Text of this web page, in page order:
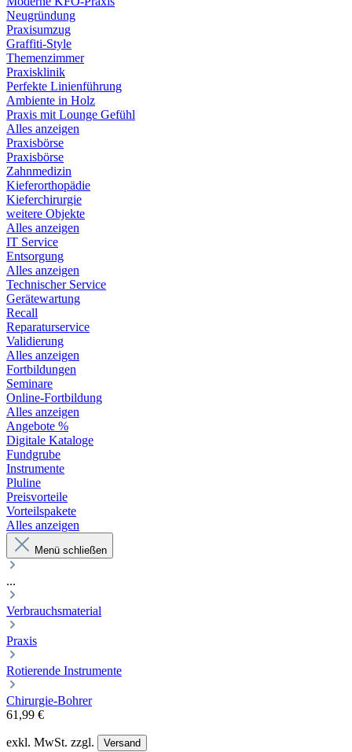
Neugründung
Praxisumzug
Graffiti-Style
Themenzimmer
Praxisklinik
Perfekte Linienführung
Ambiente in Holz
Praxis mit Lounge Gefühl
Alles anzeigen
Praxisbörse
Praxisbörse
Zahnmedizin
Kieferorthopädie
Kieferchirurgie
weitere Objekte
Alles anzeigen
IT Service
Entsorgung
Alles anzeigen
Technischer Service
Gerätewartung
Recall
Reparaturservice
Validierung
Alles anzeigen
Fortbildungen
Seminare
Online-Fortbildung
Alles anzeigen
Angebote %
Digitale Kataloge
Fundgrube
Instrumente
Pluline
Preisvorteile
Vorteilspakete
Alles anzeigen
Menü schließen
...
Verbrauchsmaterial
Praxis
Rotierende Instrumente
Chirurgie-Bohrer
61,99 €
exkl. MwSt. zzgl. Versand